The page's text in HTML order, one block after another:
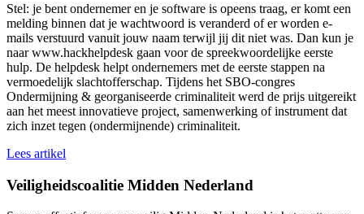
Stel: je bent ondernemer en je software is opeens traag, er komt een
melding binnen dat je wachtwoord is veranderd of er worden e-
mails verstuurd vanuit jouw naam terwijl jij dit niet was. Dan kun je
naar www.hackhelpdesk gaan voor de spreekwoordelijke eerste
hulp. De helpdesk helpt ondernemers met de eerste stappen na
vermoedelijk slachtofferschap. Tijdens het SBO-congres
Ondermijning & georganiseerde criminaliteit werd de prijs uitgereikt
aan het meest innovatieve project, samenwerking of instrument dat
zich inzet tegen (ondermijnende) criminaliteit.
Lees artikel
Veiligheidscoalitie Midden Nederland